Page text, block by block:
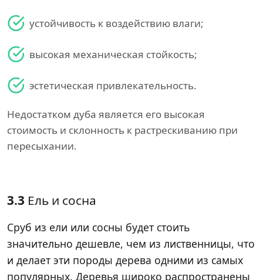
устойчивость к воздействию влаги;
высокая механическая стойкость;
эстетическая привлекательность.
Недостатком дуба является его высокая
стоимость и склонность к растрескиванию при
пересыхании.
3.3 Ель и сосна
Сруб из ели или сосны будет стоить
значительно дешевле, чем из лиственницы, что
и делает эти породы дерева одними из самых
популярных. Деревья широко распространены